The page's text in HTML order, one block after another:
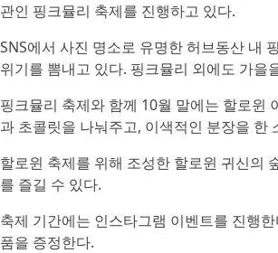
관인 핑크뮬리 축제를 진행하고 있다.
SNS에서 사진 명소로 유명한 허브동산 내
위기를 뽐내고 있다. 핑크뮬리 외에도 가
핑크뮬리 축제와 함께 10월 말에는 할로윈
과 초콜릿을 나눠주고, 이색적인 분장을
할로윈 축제를 위해 조성한 할로윈 귀신의
를 즐길 수 있다.
축제 기간에는 인스타그램 이벤트를 진행
품을 증정한다.